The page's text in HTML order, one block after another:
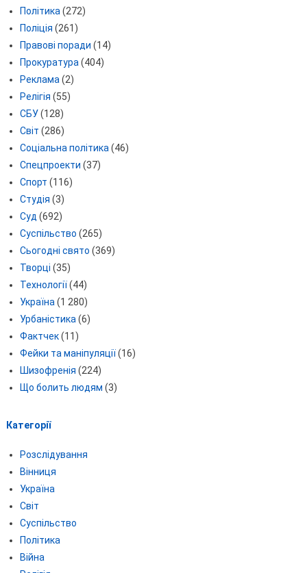
Політика (272)
Поліція (261)
Правові поради (14)
Прокуратура (404)
Реклама (2)
Релігія (55)
СБУ(128)
Світ (286)
Соціальна політика (46)
Спецпроекти (37)
Спорт (116)
Студія (3)
Суд (692)
Суспільство (265)
Сьогодні свято (369)
Творці (35)
Технології(44)
Україна (1 280)
Урбаністика (6)
Фактчек(11)
Фейки та маніпуляції(16)
Шизофренія (224)
Що болить людям (3)
Категорії
Розслідування
Вінниця
Україна
Світ
Суспільство
Політика
Війна